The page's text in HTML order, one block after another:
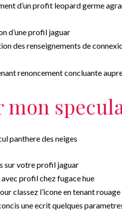
d’un profit leopard germe
d’une profil jaguar
des renseignements de
renoncement concluante
mon
panthere des neiges
sur votre profil jaguar
profil chez fugace hue
classez l’icone en tenant rouage
une ecrit quelques